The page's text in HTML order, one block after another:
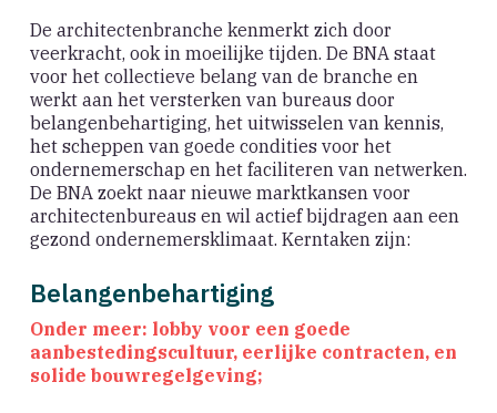
De architectenbranche kenmerkt zich door
veerkracht, ook in moeilijke tijden. De BNA staat
voor het collectieve belang van de branche en
werkt aan het versterken van bureaus door
belangenbehartiging, het uitwisselen van kennis,
het scheppen van goede condities voor het
ondernemerschap en het faciliteren van netwerken.
De BNA zoekt naar nieuwe marktkansen voor
architectenbureaus en wil actief bijdragen aan een
gezond ondernemersklimaat. Kerntaken zijn:
Belangenbehartiging
Onder meer: lobby voor een goede
aanbestedingscultuur, eerlijke contracten, en
solide bouwregelgeving;